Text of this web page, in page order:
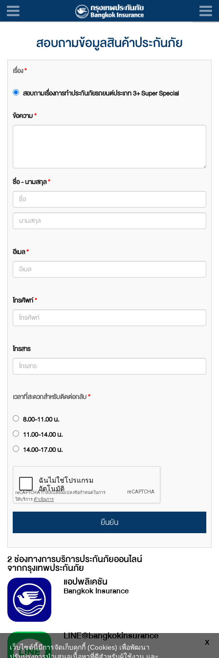
สอบถามข้อมูลสินค้าประกันภัย
เรื่อง*
สอบถามเรื่องการทำประกันภัยรถยนต์ประเภท 3+ Super Special
ข้อความ*
ชื่อ - นามสกุล*
อีเมล*
โทรศัพท์*
โทรสาร
เวลาที่สะดวกสำหรับติดต่อกลับ*
8.00-11.00 น.
11.00-14.00 น.
14.00-17.00 น.
ยืนยัน
2 ช่องทางการบริการประกันภัยออนไลน์
จากกรุงเทพประกันภัย
แอปพลิเคชัน
Bangkok Insurance
LINE@bangkokinsurance X
เว็บไซต์นี้มีการจัดเก็บคุกกี้ (Cookies) เพื่อพัฒนา